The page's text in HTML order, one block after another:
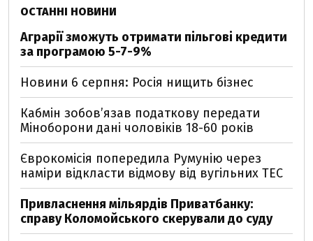
ОСТАННІ НОВИНИ
Аграрії зможуть отримати пільгові кредити
за програмою 5-7-9%
Новини 6 серпня: Росія нищить бізнес
Кабмін зобовʼязав податкову передати
Міноборони дані чоловіків 18-60 років
Єврокомісія попередила Румунію через
наміри відкласти відмову від вугільних ТЕС
Привласнення мільярдів Приватбанку:
справу Коломойського скерували до суду